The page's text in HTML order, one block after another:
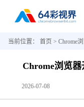
当前位置： 首页 > Chrome
Chrome浏览
2026-07-08